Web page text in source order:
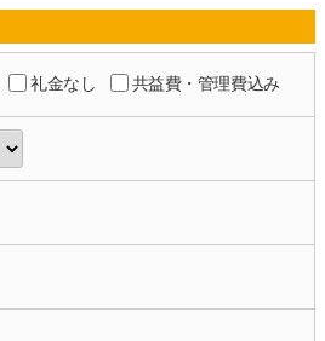
礼金なし 共益費・管理費込み